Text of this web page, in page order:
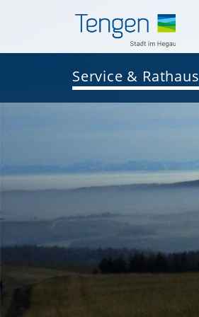
Service & Rathaus